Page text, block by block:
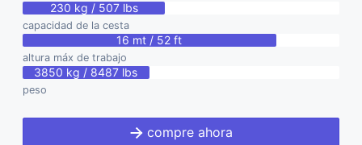
230 kg / 507 lbs
capacidad de la cesta
16 mt / 52 ft
altura máx de trabajo
3850 kg / 8487 lbs
peso
compre ahora